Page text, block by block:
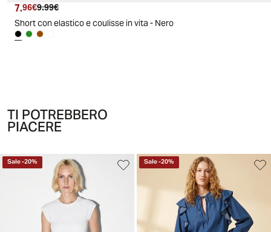
Prezzo attuale
7.96€ Prezzo originale
9.99€
Short con elastico e coulisse in vita - Nero
TI POTREBBERO
PIACERE
Sale-20% Sale-20%